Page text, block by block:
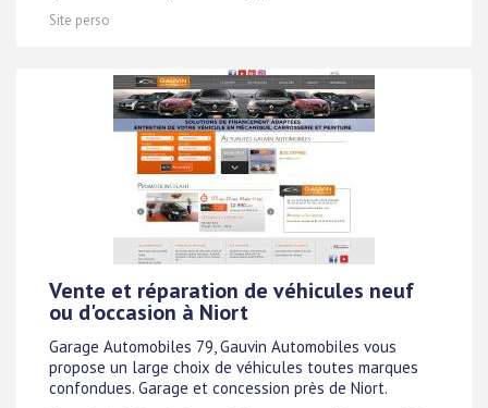
Site perso
Vente et réparation de véhicules neuf
ou d'occasion à Niort
Garage Automobiles 79, Gauvin Automobiles vous
propose un large choix de véhicules toutes marques
confondues. Garage et concession près de Niort.